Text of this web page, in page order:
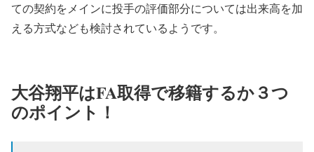
ての契約をメインに投手の評価部分については出来高を加
える方式なども検討されているようです。
大谷翔平はFA取得で移籍するか３つ
のポイント！